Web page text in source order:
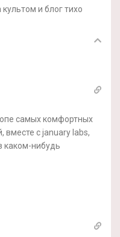
и блог тихо
самых комфортных
вместе с january labs,
каком-нибудь